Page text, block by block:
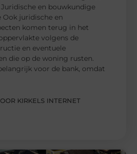
en bouwkundige
juridische en
komen terug in het
volgens de
en eventuele
die op de woning rusten.
voor de bank, omdat
KIRKELS INTERNET